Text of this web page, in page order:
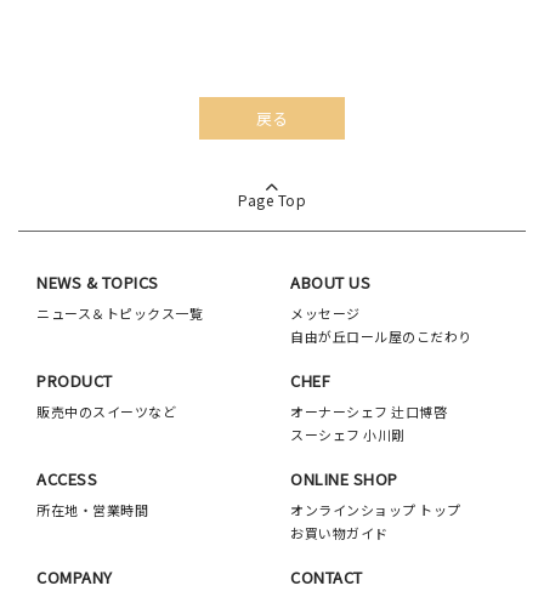
戻る
Page Top
NEWS & TOPICS
ニュース＆トピックス一覧
ABOUT US
メッセージ
自由が丘ロール屋のこだわり
PRODUCT
販売中のスイーツなど
CHEF
オーナーシェフ 辻口博啓
スーシェフ 小川剛
ACCESS
所在地・営業時間
ONLINE SHOP
オンラインショップ トップ
お買い物ガイド
COMPANY CONTACT